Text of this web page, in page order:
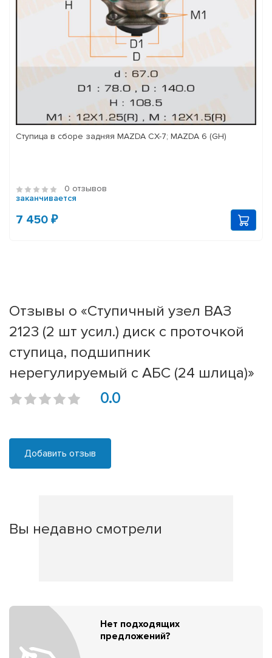
Ступица в сборе задняя MAZDA CX-7; MAZDA 6 (GH)
0 отзывов
заканчивается
7 450 ₽
Отзывы о «Ступичный узел ВАЗ
2123 (2 шт усил.) диск с проточкой
ступица, подшипник
нерегулируемый с АБС (24 шлица)»
0.0
Добавить отзыв
Вы недавно смотрели
Нет подходящих
предложений?